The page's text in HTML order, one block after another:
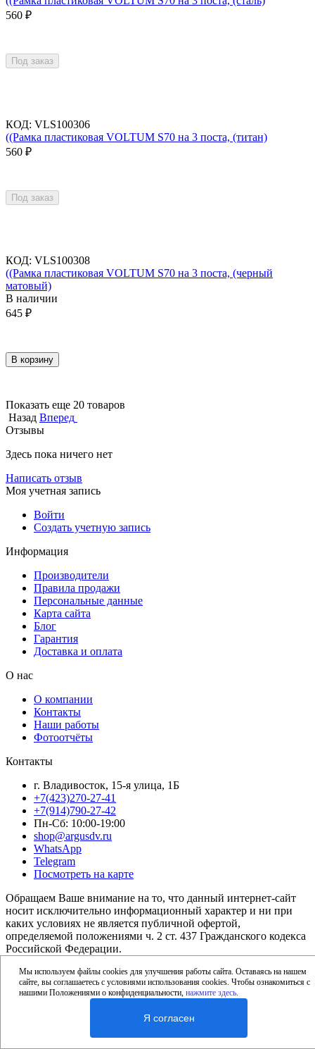
560 ₽
Под заказ
КОД: VLS100306
((Рамка пластиковая VOLTUM S70 на 3 поста, (титан)
560 ₽
Под заказ
КОД: VLS100308
((Рамка пластиковая VOLTUM S70 на 3 поста, (черный
матовый)
В наличии
645 ₽
В корзину
Показать еще 20 товаров
Назад Вперед
Отзывы
Здесь пока ничего нет
Написать отзыв
Моя учетная запись
Войти
Создать учетную запись
Информация
Производители
Правила продажи
Персональные данные
Карта сайта
Блог
Гарантия
Доставка и оплата
О нас
О компании
Контакты
Наши работы
Фотоотчёты
Контакты
г. Владивосток, 15-я улица, 1Б
+7(423)270-27-41
+7(914)790-27-42
Пн-Сб: 10:00-19:00
shop@argusdv.ru
WhatsApp
Telegram
Посмотреть на карте
Обращаем Ваше внимание на то, что данный интернет-сайт
носит исключительно информационный характер и ни при
каких условиях не является публичной офертой,
определяемой положениями ч. 2 ст. 437 Гражданского кодекса
Российской Федерации.
Мы используем файлы cookies для улучшения работы сайта. Оставаясь на нашем
сайте, вы соглашаетесь с условиями использования cookies. Чтобы ознакомиться с
нашими Положениями о конфиденциальности,нажмите здесь.
Я согласен
© 2004 - 2026 Салон «Дизайн света».
Меню